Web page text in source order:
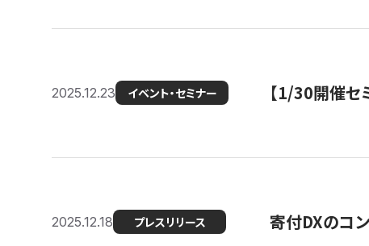
2025.12.23 イベント・セミナー 【1/30開催セ
2025.12.18 プレスリリース 寄付DXのコ